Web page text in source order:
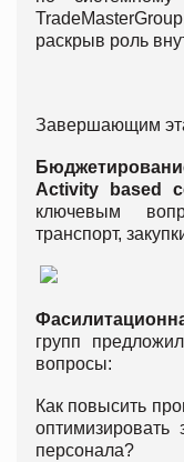
раскрыв роль
Завершающим
Activity based
ключевым
транспорт,
групп
вопросы:
Как повысить
оптимизировать
персонала?